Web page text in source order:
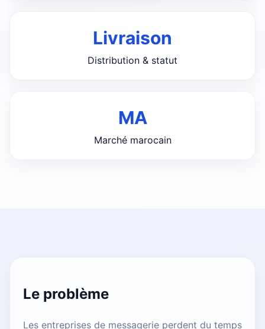
Livraison
Distribution & statut
MA
Marché marocain
Le problème
Les entreprises de messagerie perdent du temps